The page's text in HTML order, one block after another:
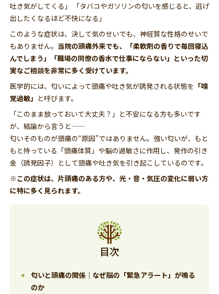
吐き気がしてくる」 「タバコやガソリンの匂いを感じると、逃げ
出したくなるほど不快になる」
このような症状は、決して気のせいでも、神経質な性格のせいで
もありません。 当院の頭痛外来でも、「柔軟剤の香りで毎回寝込
んでしまう」「職場の同僚の香水で仕事にならない」といった切
実なご相談を非常に多く受けています。
医学的には、匂いによって頭痛や吐き気が誘発される状態を 「嗅
覚過敏」 と呼びます。
「このまま放っておいて大丈夫？」と不安になる方も多いです
が、結論から言うと――
匂いそのものが頭痛の“原因”ではありません。強い匂いが、もと
もと持っている「頭痛体質」や脳の過敏さに作用し、発作の引き
金（誘発因子）として頭痛や吐き気を引き起こしているのです。
※この症状は、片頭痛のある方や、光・音・気圧の変化に弱い方
に特に多く見られます。
目次
匂いと頭痛の関係｜なぜ脳の「緊急アラート」が鳴る
のか